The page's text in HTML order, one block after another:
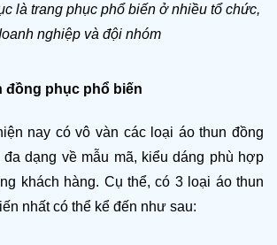
là trang phục phổ biến ở nhiều tổ chức,
nghiệp và đội nhóm
đồng phục phổ biến
nay có vô vàn các loại áo thun đồng
đa dạng về mẫu mã, kiểu dáng phù hợp
khách hàng. Cụ thể, có 3 loại áo thun
nhất có thể kể đến như sau: